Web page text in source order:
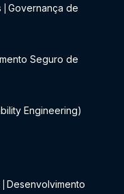
Governança de
Seguro de
Engineering)
Desenvolvimento